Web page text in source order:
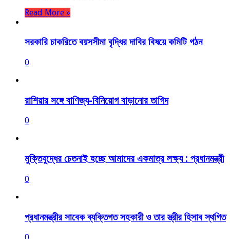
Read More »
সরকারি চাকরিতে বয়সসীমা বৃদ্ধির দাবির বিষয়ে কমিটি গঠন
0
রাশিয়ার সঙ্গে বাণিজ্য-বিনিয়োগ বাড়ানোর তাগিদ
0
মুক্তিযুদ্ধের চেতনাই হচ্ছে আমাদের একমাত্র লক্ষ্য : প্রধানমন্ত্রী
0
প্রধানমন্ত্রীর সাবেক ব্যক্তিগত সহকারী ও তার স্ত্রীর হিসাব স্থগিত